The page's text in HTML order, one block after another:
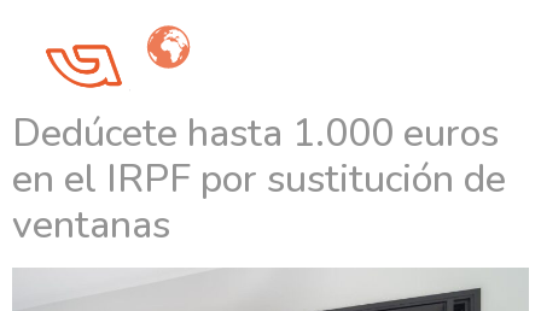
Categoría:
Dedúcete hasta 1.000 euros
en el IRPF por sustitución de
ventanas